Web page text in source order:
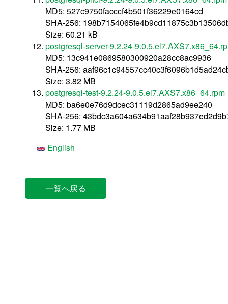
MD5: 527c9750facccf4b501f36229e0164cd
SHA-256:
Size: 60.21 kB
postgresql-server-9.2.24-
MD5: 13c941e0869580300920a28cc8ac9936
SHA-256:
Size: 3.82 MB
postgresql-test-9.2.24-9.0.5.el7.AXS7.x86_64.rpm
MD5: ba6e0e76d9dcec31119d2865ad9ee240
SHA-256:
Size: 1.77 MB
English
一覧へ戻る